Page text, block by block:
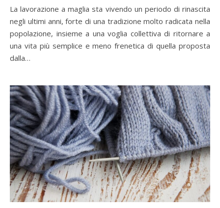
La lavorazione a maglia sta vivendo un periodo di rinascita
negli ultimi anni, forte di una tradizione molto radicata nella
popolazione, insieme a una voglia collettiva di ritornare a
una vita più semplice e meno frenetica di quella proposta
dalla…